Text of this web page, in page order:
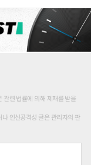
관련 법률에 의해 제재를 받을
인신공격성 글은 관리자의 판